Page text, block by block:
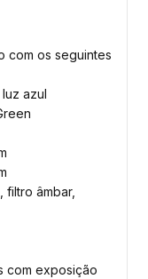
com os seguintes
azul
filtro âmbar,
com exposição